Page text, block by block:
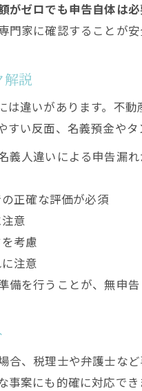
相続税無
額がゼロでも申告自体は必
家に確認することが安
解説
は違いがあります。不
い反面、名義預金や
義人違いによる申告漏
正確な評価が必須
意
考慮
注意
を行うことが、無申告
合、税理士や弁護士な
事案にも的確に対応で